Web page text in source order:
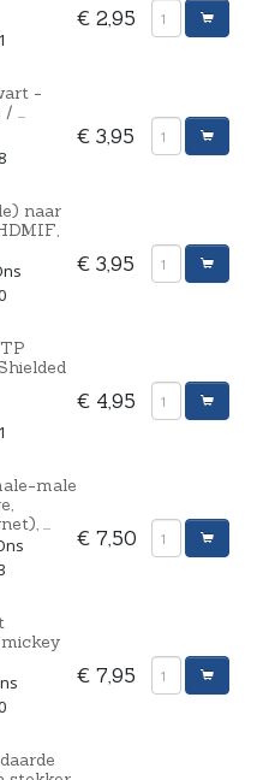
€ 2,95
-
...
€ 3,95
naar
€ 3,95
€ 4,95
male
...
€ 7,50
€ 7,95